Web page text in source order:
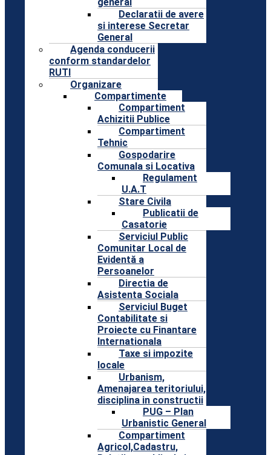
general
Declaratii de avere
si interese Secretar
General
Agenda conducerii
conform standardelor
RUTI
Organizare
Compartimente
Compartiment
Achizitii Publice
Compartiment
Tehnic
Gospodarire
Comunala si Locativa
Regulament
U.A.T
Stare Civila
Publicatii de
Casatorie
Serviciul Public
Comunitar Local de
Evidentă a
Persoanelor
Directia de
Asistenta Sociala
Serviciul Buget
Contabilitate si
Proiecte cu Finantare
Internationala
Taxe si impozite
locale
Urbanism,
Amenajarea teritoriului,
disciplina in constructii
PUG – Plan
Urbanistic General
Compartiment
Agricol,Cadastru,